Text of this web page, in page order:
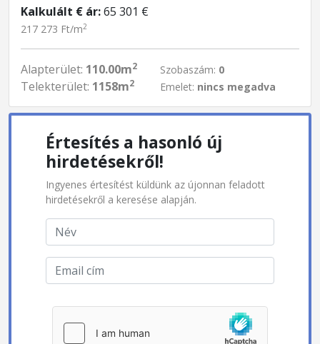
Kalkulált € ár:65 301 €
217 273 Ft/m2
Alapterület: 110.00m2
Telekterület: 1158m2
Szobaszám: 0
Emelet: nincs megadva
Értesítés a hasonló új
hirdetésekről!
Ingyenes értesítést küldünk az újonnan feladott
hirdetésekről a keresése alapján.